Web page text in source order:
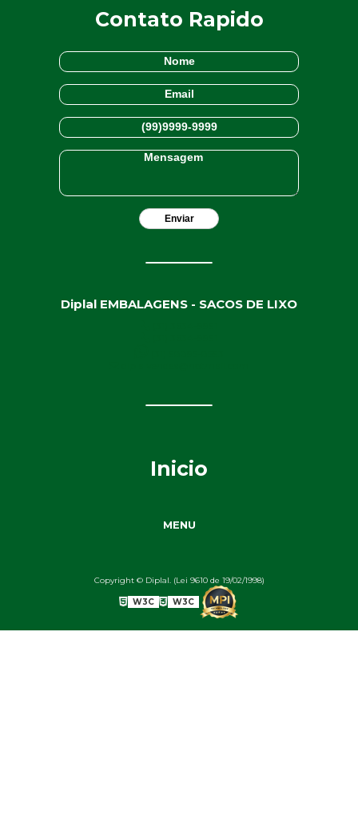
Contato Rapido
Diplal EMBALAGENS - SACOS DE LIXO
Inicio
MENU
Copyright © Diplal. (Lei 9610 de 19/02/1998)
W3C W3C